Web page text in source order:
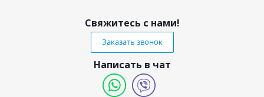
Свяжитесь с нами!
Заказать звонок
Написать в чат